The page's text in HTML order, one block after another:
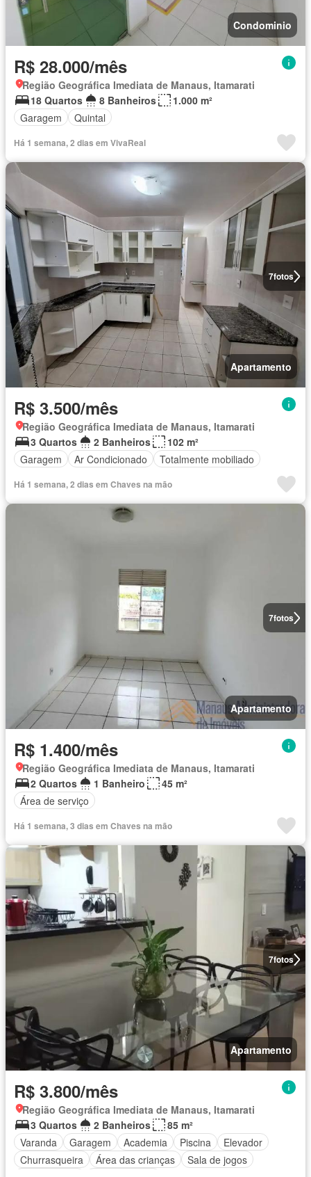
Condominio
R$ 28.000/mês
Região Geográfica Imediata de Manaus, Itamarati
18 Quartos
8 Banheiros
1.000 m²
Garagem
Quintal
Há 1 semana, 2 dias em VivaReal
7fotos
Apartamento
R$ 3.500/mês
Região Geográfica Imediata de Manaus, Itamarati
3 Quartos
2 Banheiros
102 m²
Garagem
Ar Condicionado Totalmente mobiliado
Há 1 semana, 2 dias em Chaves na mão
7fotos
Apartamento
R$ 1.400/mês
Região Geográfica Imediata de Manaus, Itamarati
2 Quartos
1 Banheiro
45 m²
Área de serviço
Há 1 semana, 3 dias em Chaves na mão
7fotos
Apartamento
R$ 3.800/mês
Região Geográfica Imediata de Manaus, Itamarati
3 Quartos
2 Banheiros
85 m²
Varanda
Garagem Academia Piscina
Elevador
Churrasqueira
Área das crianças
Sala de jogos